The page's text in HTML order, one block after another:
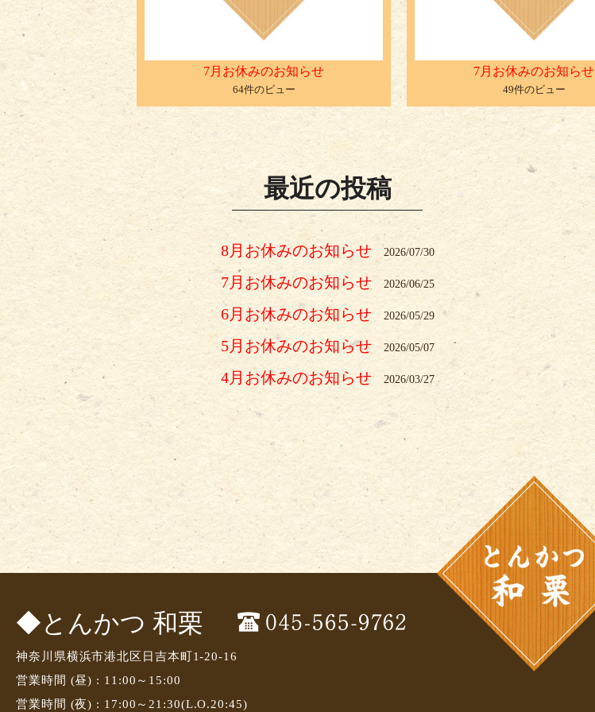
7月お休みのお知らせ
64件のビュー
7月お休みのお知らせ
49件のビュー
最近の投稿
8月お休みのお知らせ 2026/07/30
7月お休みのお知らせ 2026/06/25
6月お休みのお知らせ 2026/05/29
5月お休みのお知らせ 2026/05/07
4月お休みのお知らせ 2026/03/27
◆とんかつ 和栗
神奈川県横浜市港北区日吉本町1-20-16
営業時間 (昼) : 11:00～15:00
営業時間 (夜) : 17:00～21:30(L.O.20:45)